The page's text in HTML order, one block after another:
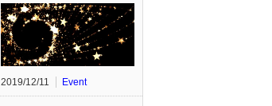
2019/12/11 Event